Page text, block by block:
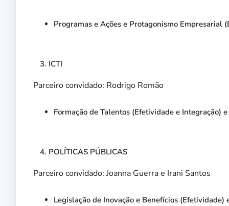
Programas e Ações e Protagonismo Empresarial
ICTI
Parceiro convidado: Rodrigo Romão
Formação de Talentos (Efetividade e Integração)
POLÍTICAS PÚBLICAS
Parceiro convidado: Joanna Guerra e Irani Santos
Legislação de Inovação e Benefícios (Efetividade)